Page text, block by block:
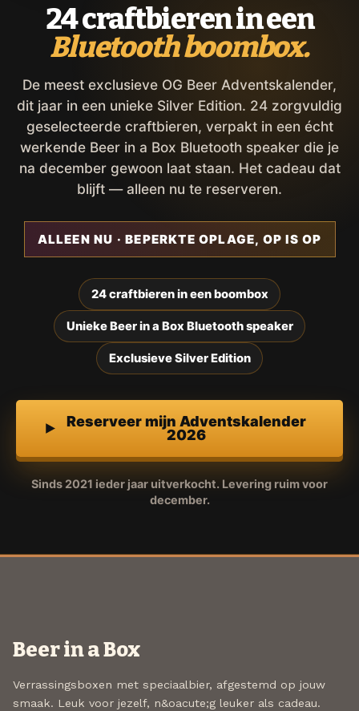
24 craftbieren in een
Bluetooth boombox.
De meest exclusieve OG Beer Adventskalender,
dit jaar in een unieke Silver Edition. 24 zorgvuldig
geselecteerde craftbieren, verpakt in een écht
werkende Beer in a Box Bluetooth speaker die je
na december gewoon laat staan. Het cadeau dat
blijft — alleen nu te reserveren.
ALLEEN NU · BEPERKTE OPLAGE, OP IS OP
24 craftbieren in een boombox
Unieke Beer in a Box Bluetooth speaker
Exclusieve Silver Edition
Reserveer mijn Adventskalender
2026
Sinds 2021 ieder jaar uitverkocht. Levering ruim voor
december.
Beer in a Box
Verrassingsboxen met speciaalbier, afgestemd op jouw
smaak. Leuk voor jezelf, n&oacute;g leuker als cadeau.